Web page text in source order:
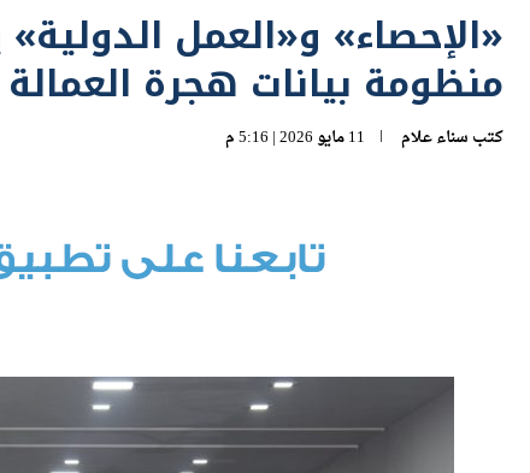
«الإحصاء» و«العمل
منظومة بيانات هجرة العمالة
كتب سناء علام 11 مايو 2026 | 5:16 م